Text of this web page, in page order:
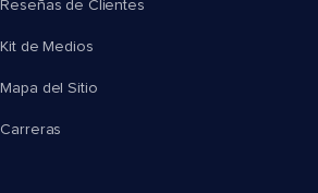
Reseñas de Clientes
Kit de Medios
Mapa del Sitio
Carreras